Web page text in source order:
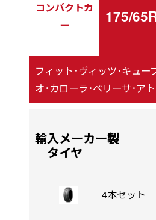
コンパクトカ
ー
175/
フィット･ヴィッツ･キュー
オ･カローラ･ベリーサ･ア
輸入メーカー製
タイヤ
4本セット